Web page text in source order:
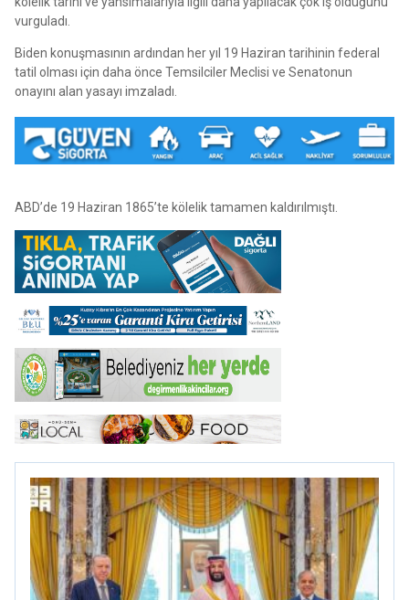
vurguladı.
Biden konuşmasının ardından her yıl 19 Haziran tarihinin federal
tatil olması için daha önce Temsilciler Meclisi ve Senatonun
onayını alan yasayı imzaladı.
ABD’de 19 Haziran 1865’te kölelik tamamen kaldırılmıştı.